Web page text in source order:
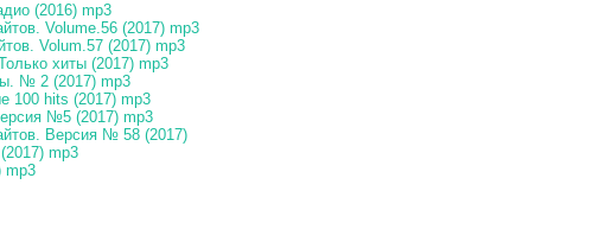
(2016) mp3
Volume.56 (2017) mp3
Volum.57 (2017) mp3
хиты (2017) mp3
№ 2 (2017) mp3
100 hits (2017) mp3
№5 (2017) mp3
Версия № 58 (2017)
mp3
mp3